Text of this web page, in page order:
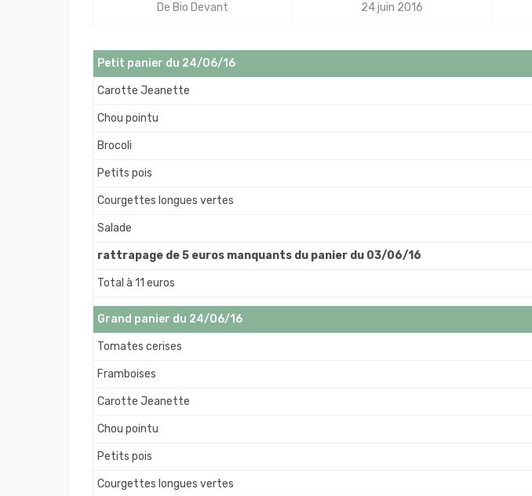
De Bio Devant 24 juin 2016
Petit panier du 24/06/16
Carotte Jeanette
Chou pointu
Brocoli
Petits pois
Courgettes longues vertes
Salade
rattrapage de 5 euros manquants du panier du 03/06/16
Total à 11 euros
Grand panier du 24/06/16
Tomates cerises
Framboises
Carotte Jeanette
Chou pointu
Petits pois
Courgettes longues vertes